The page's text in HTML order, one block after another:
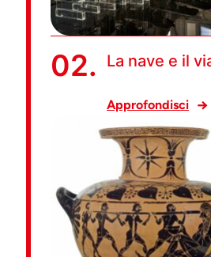
02. La nave e il
Approfondisci